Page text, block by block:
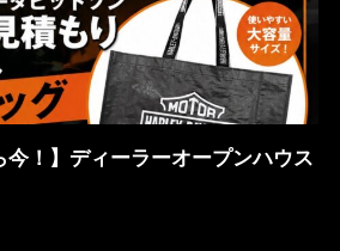
今！】ディーラーオープンハウス